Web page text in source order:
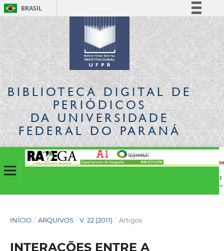
BRASIL
Simplifique!
Comunica BR
Participe
Acesso à informação
Legislação
Canais
BIBLIOTECA DIGITALDE
PERIÓDICOS
DA UNIVERSIDADE
FEDERAL DO PARANÁ
INÍCIO / ARQUIVOS / V. 22 (2011) / Artigos
INTERAÇÕES ENTRE A